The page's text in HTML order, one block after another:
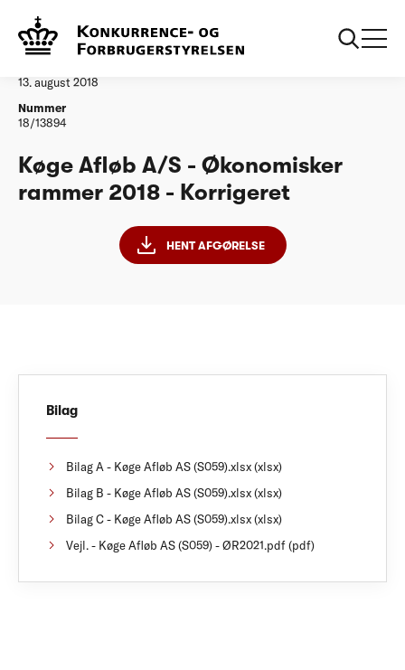
Vandtilsyn
13. august 2018
Nummer
18/13894
Køge Afløb A/S - Økonomisker
rammer 2018 - Korrigeret
HENT AFGØRELSE
Bilag
Bilag A - Køge Afløb AS (S059).xlsx (xlsx)
Bilag B - Køge Afløb AS (S059).xlsx (xlsx)
Bilag C - Køge Afløb AS (S059).xlsx (xlsx)
Vejl. - Køge Afløb AS (S059) - ØR2021.pdf (pdf)